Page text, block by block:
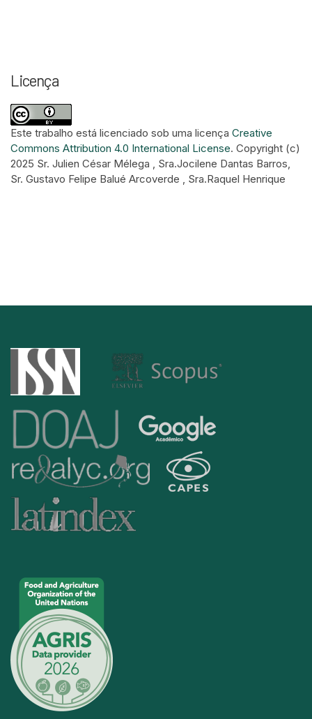
Licença
Este trabalho está licenciado sob uma licença Creative
Commons Attribution 4.0 International License. Copyright (c)
2025 Sr. Julien César Mélega , Sra.Jocilene Dantas Barros,
Sr. Gustavo Felipe Balué Arcoverde , Sra.Raquel Henrique